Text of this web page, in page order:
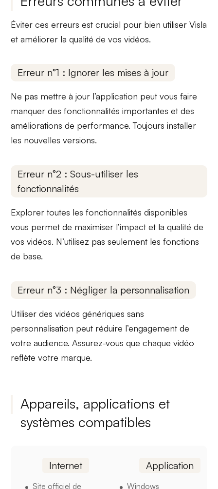
Éviter ces erreurs est crucial pour bien utiliser Visla
et améliorer la qualité de vos vidéos.
Erreur n°1 : Ignorer les mises à jour
Ne pas mettre à jour l’application peut vous faire
manquer desfonctionnalités importantes et des
améliorations de performance. Toujours installer
les nouvelles versions.
Erreur n°2 : Sous-utiliser les
fonctionnalités
Explorer toutes lesfonctionnalités disponibles
vous permet de maximiser l’impact et la qualité de
vos vidéos. N’utilisez pas seulement les fonctions
de base.
Erreur n°3 : Négliger la personnalisation
Utiliser des vidéos génériques sans
personnalisation peut réduire l’engagement de
votre audience. Assurez-vous que chaque vidéo
reflète votre marque.
Appareils, applications et
systèmes compatibles
Internet
Site officiel de
Application
Windows